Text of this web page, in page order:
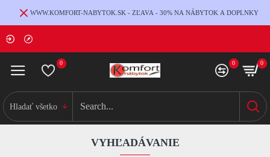
WWW.KOMFORT-NABYTOK.SK - ZĽAVA - 30% NA NÁBYTOK A DOPLNKY
0 0 0
Hladať všetko
VYHĽADÁVANIE